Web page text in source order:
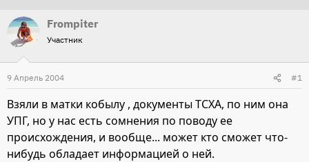
т
о
р
т
е
ы
а
а
Frompiter
Участник
9 Апрель 2004 #1
Взяли в матки кобылу , документы ТСХА, по ним она
УПГ, но у нас есть сомнения по поводу ее
происхождения, и вообще... может кто сможет что-
нибудь обладает информацией о ней.